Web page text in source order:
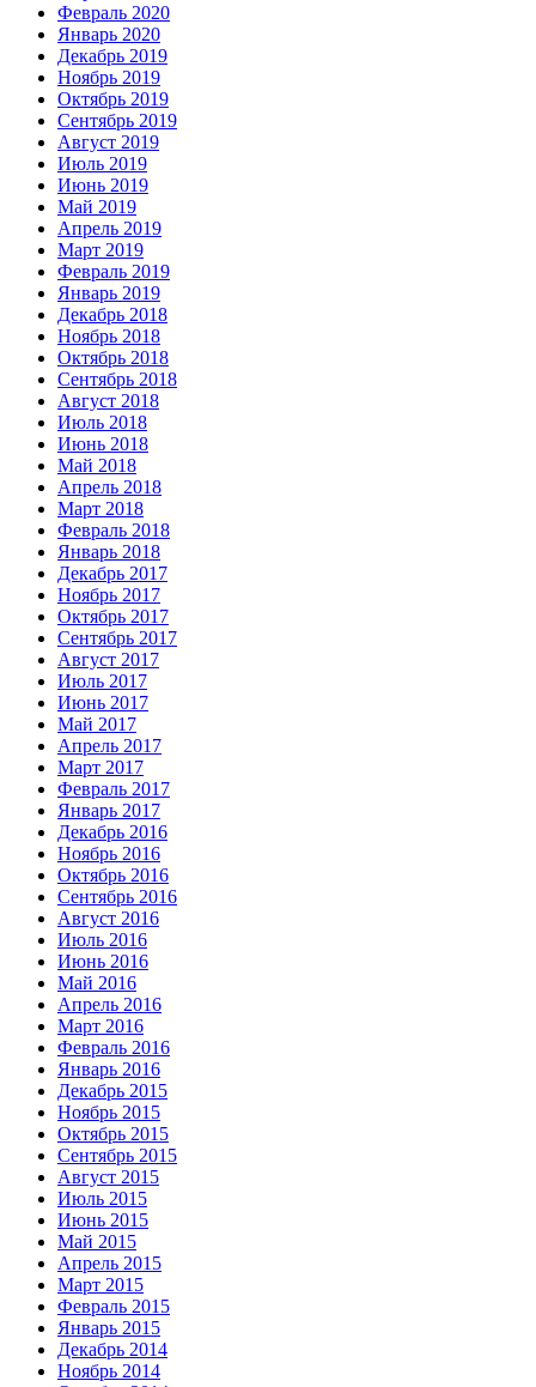
Февраль 2020
Январь 2020
Декабрь 2019
Ноябрь 2019
Октябрь 2019
Сентябрь 2019
Август 2019
Июль 2019
Июнь 2019
Май 2019
Апрель 2019
Март 2019
Февраль 2019
Январь 2019
Декабрь 2018
Ноябрь 2018
Октябрь 2018
Сентябрь 2018
Август 2018
Июль 2018
Июнь 2018
Май 2018
Апрель 2018
Март 2018
Февраль 2018
Январь 2018
Декабрь 2017
Ноябрь 2017
Октябрь 2017
Сентябрь 2017
Август 2017
Июль 2017
Июнь 2017
Май 2017
Апрель 2017
Март 2017
Февраль 2017
Январь 2017
Декабрь 2016
Ноябрь 2016
Октябрь 2016
Сентябрь 2016
Август 2016
Июль 2016
Июнь 2016
Май 2016
Апрель 2016
Март 2016
Февраль 2016
Январь 2016
Декабрь 2015
Ноябрь 2015
Октябрь 2015
Сентябрь 2015
Август 2015
Июль 2015
Июнь 2015
Май 2015
Апрель 2015
Март 2015
Февраль 2015
Январь 2015
Декабрь 2014
Ноябрь 2014